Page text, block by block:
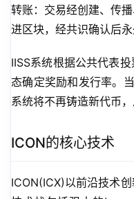
转账：交易经创建、传
进区块，经共识确认后永
IISS系统根据公共代表
态确定奖励和发行率。
系统将不再铸造新代币，
ICON的核心技术
ICON(ICX)以前沿技术